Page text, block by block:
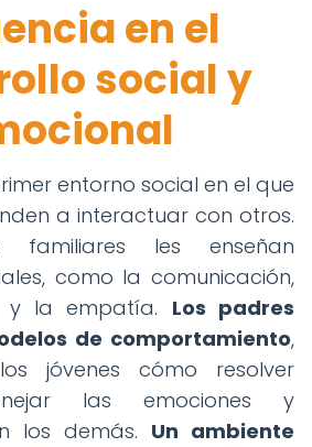
en el
social y
entorno social en el que
a interactuar con otros.
familiares les enseñan
como la comunicación,
y la empatía. Los padres
de comportamiento,
jóvenes cómo resolver
las emociones y
los demás. Un ambiente